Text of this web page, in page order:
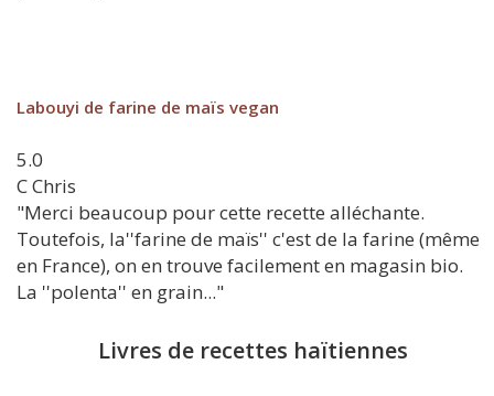
Labouyi de farine de maïs vegan
5.0
CChris
"Merci beaucoup pour cette recette alléchante.
Toutefois, la''farine de maïs'' c'est de la farine (même
en France), on en trouve facilement en magasin bio.
La ''polenta'' en grain..."
Livres de recettes haïtiennes